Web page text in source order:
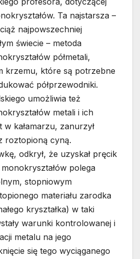
Ta najstarsza –
najpowszechniej
świecie – metoda
półmetali,
krzemu, które są potrzebne
półprzewodniki.
umożliwia też
metali i ich
w kałamarzu, zanurzył
roztopioną cyną.
odkrył, że uzyskał pręcik
polega
stopniowym
materiału zarodka
kryształka) w taki
warunki kontrolowanej i
metalu na jego
się tego wyciąganego